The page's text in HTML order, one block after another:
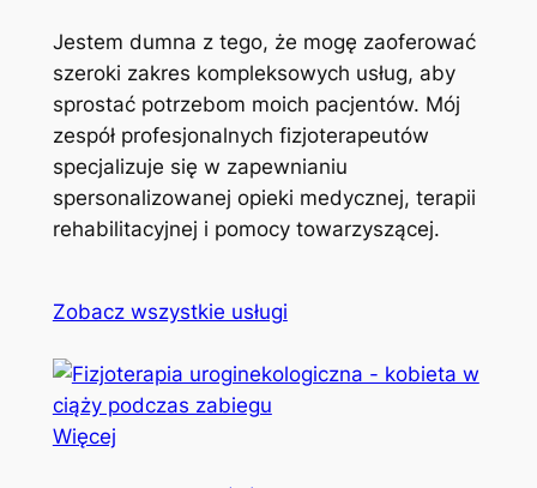
Jestem dumna z tego, że mogę zaoferować
szeroki zakres kompleksowych usług, aby
sprostać potrzebom moich pacjentów. Mój
zespół profesjonalnych fizjoterapeutów
specjalizuje się w zapewnianiu
spersonalizowanej opieki medycznej, terapii
rehabilitacyjnej i pomocy towarzyszącej.
Zobacz wszystkie usługi
Więcej